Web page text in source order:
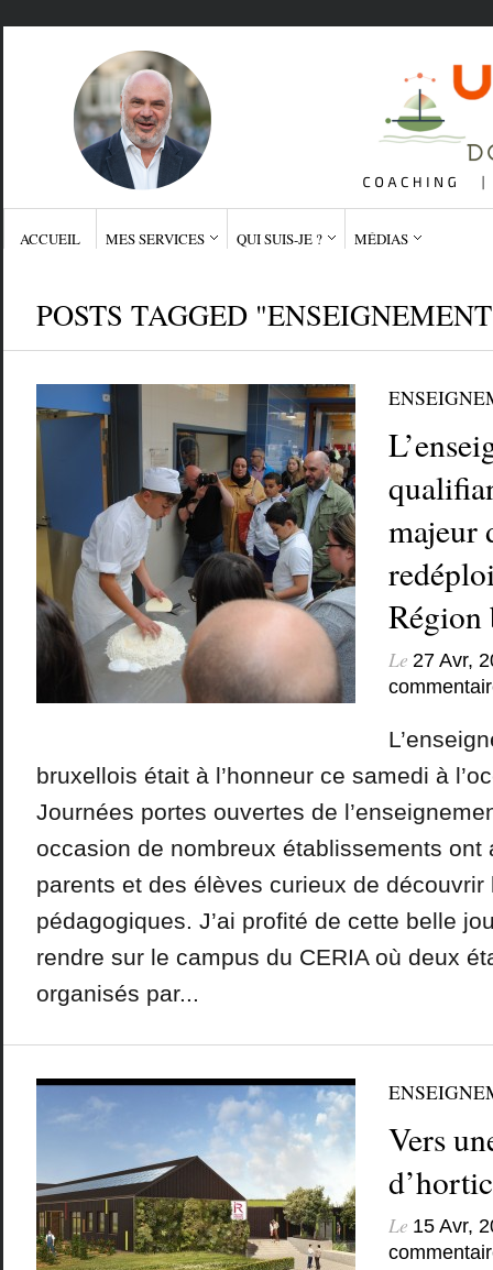
ACCUEIL MES SERVICES QUI SUIS-JE ? MÉDIAS
POSTS TAGGED
majeur
Région
Le 27 Avr,
bruxellois était à l’honneur ce samedi à
Journées portes ouvertes de
occasion de nombreux établissements ont
parents et des élèves curieux de découvrir
pédagogiques. J’ai profité de cette belle
rendre sur le campus du CERIA où deux
organisés par...
Vers
Le 15 Avr,